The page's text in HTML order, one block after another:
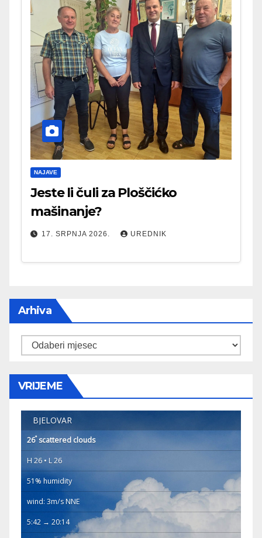
NAJAVE
Jeste li čuli za Ploščićko
mašinanje?
17. SRPNJA 2026. UREDNIK
Arhiva
Arhiva
VRIJEME
BJELOVAR
26°scattered clouds
H 26 • L 26
51% humidity
wind: 3m/s NNE
5:42 → 20:14